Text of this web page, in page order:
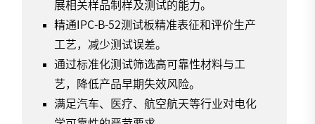
展相关样品制样及测试的能力。
精通IPC-B-52测试板精准表征和评价生产
工艺，减少测试误差。
通过标准化测试筛选高可靠性材料与工
艺，降低产品早期失效风险。
满足汽车、医疗、航空航天等行业对电化